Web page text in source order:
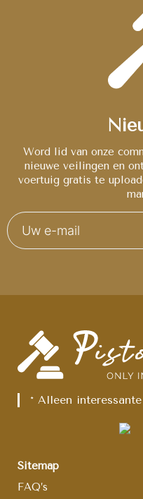
Word lid van onze
nieuwe veilingen en
voertuig gratis te
* Alleen
Sitemap
FAQ’s